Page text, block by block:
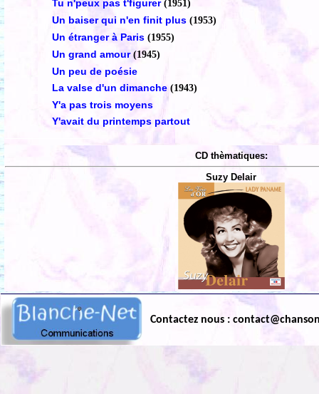
Tu n'peux pas t'figurer (1951)
Un baiser qui n'en finit plus (1953)
Un étranger à Paris (1955)
Un grand amour (1945)
Un peu de poésie
La valse d'un dimanche (1943)
Y'a pas trois moyens
Y'avait du printemps partout
CD thèmatiques:
Suzy Delair
Contactez nous :